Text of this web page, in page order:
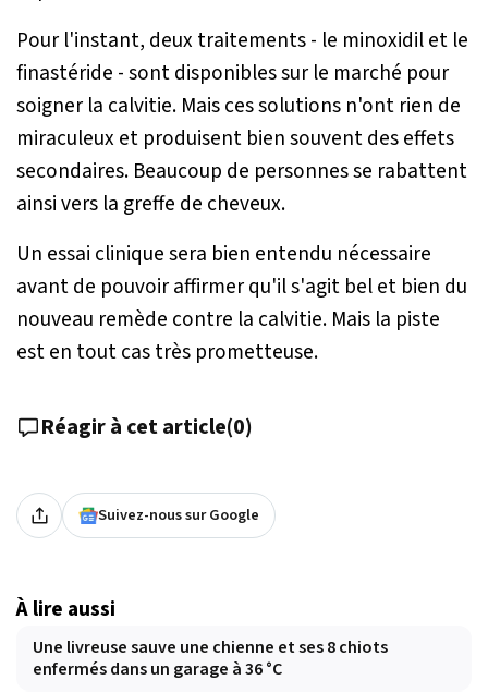
Pour l'instant, deux traitements - le minoxidil et le
finastéride - sont disponibles sur le marché pour
soigner la calvitie. Mais ces solutions n'ont rien de
miraculeux et produisent bien souvent des effets
secondaires. Beaucoup de personnes se rabattent
ainsi vers la greffe de cheveux.
Un essai clinique sera bien entendu nécessaire
avant de pouvoir affirmer qu'il s'agit bel et bien du
nouveau remède contre la calvitie. Mais la piste
est en tout cas très prometteuse.
Réagir à cet article(0)
Suivez-nous sur Google
À lire aussi
Une livreuse sauve une chienne et ses 8 chiots
enfermés dans un garage à 36 °C